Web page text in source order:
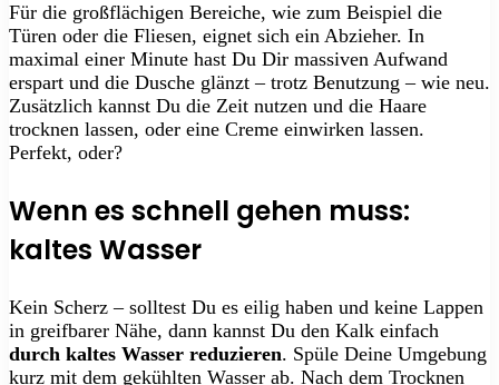
Für die großflächigen Bereiche, wie zum Beispiel die
Türen oder die Fliesen, eignet sich ein Abzieher. In
maximal einer Minute hast Du Dir massiven Aufwand
erspart und die Dusche glänzt – trotz Benutzung – wie neu.
Zusätzlich kannst Du die Zeit nutzen und die Haare
trocknen lassen, oder eine Creme einwirken lassen.
Perfekt, oder?
Wenn es schnell gehen muss:
kaltes Wasser
Kein Scherz – solltest Du es eilig haben und keine Lappen
in greifbarer Nähe, dann kannst Du den Kalk einfach
durch kaltes Wasser reduzieren. Spüle Deine Umgebung
kurz mit dem gekühlten Wasser ab. Nach dem Trocknen